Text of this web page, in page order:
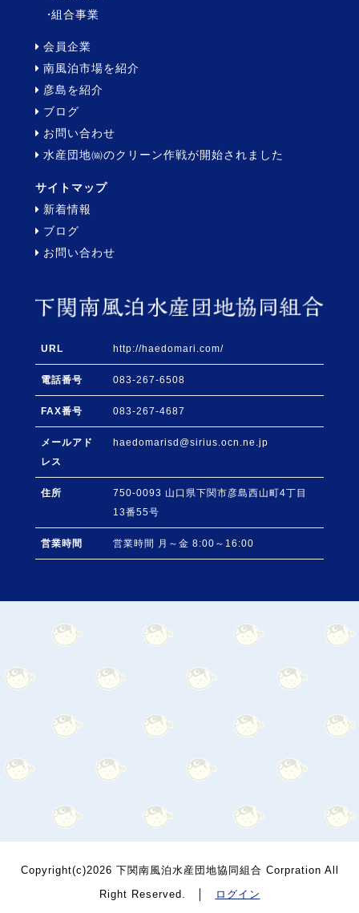
組合事業
会員企業
南風泊市場を紹介
彦島を紹介
ブログ
お問い合わせ
水産団地㈿のクリーン作戦が開始されました
サイトマップ
新着情報
ブログ
お問い合わせ
URL http://haedomari.com/
電話番号 083-267-6508
FAX番号 083-267-4687
メールアド
レス
haedomarisd@sirius.ocn.ne.jp
住所 750-0093 山口県下関市彦島西山町4丁目
13番55号
営業時間 営業時間 月～金 8:00～16:00
Copyright(c)2026 下関南風泊水産団地協同組合 Corpration All
Right Reserved. │
ログイン